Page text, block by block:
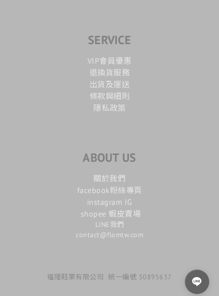
SERVICE
VIP會員優惠
退換貨服務
出貨及運送
條款與細則
隱私政策
ABOUT US
關於我們
facebook粉絲專頁
instagram IG
shopee 蝦皮賣場
LINE我們
contact@flomtw.com
福隆鞋業有限公司 統一編號 50895637